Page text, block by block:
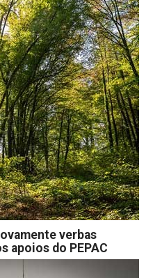
verbas
apoios do PEPAC